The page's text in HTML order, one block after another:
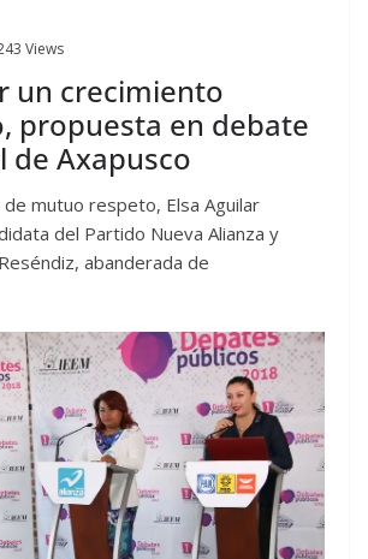
Views
un crecimiento
propuesta en debate
de Axapusco
de mutuo respeto, Elsa Aguilar
del Partido Nueva Alianza y
abanderada de